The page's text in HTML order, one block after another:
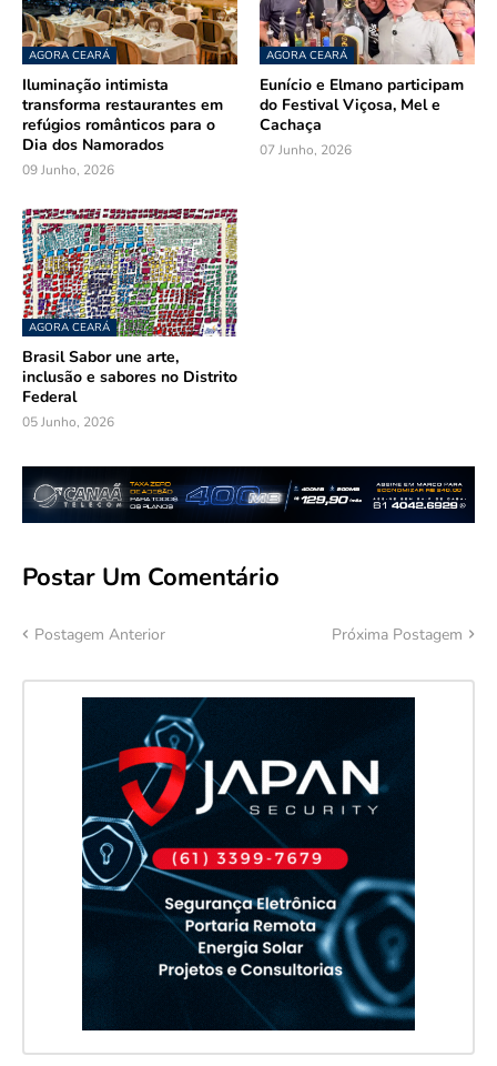
AGORA CEARÁ
Iluminação intimista
transforma restaurantes em
refúgios românticos para o
Dia dos Namorados
09 Junho, 2026
AGORA CEARÁ
Eunício e Elmano participam
do Festival Viçosa, Mel e
Cachaça
07 Junho, 2026
AGORA CEARÁ
Brasil Sabor une arte,
inclusão e sabores no Distrito
Federal
05 Junho, 2026
Postar Um Comentário
Postagem Anterior Próxima Postagem